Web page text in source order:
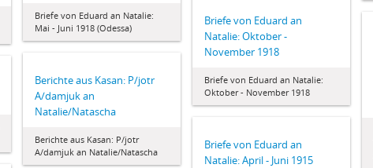
Briefe von Eduard an Natalie:
Mai - Juni 1918 (Odessa)
Briefe von Eduard an
Natalie: Oktober -
November 1918
Briefe von Eduard an Natalie:
Oktober - November 1918
Berichte aus Kasan: P/jotr
A/damjuk an
Natalie/Natascha
Berichte aus Kasan: P/jotr
A/damjuk an Natalie/Natascha
Briefe von Eduard an
Natalie: April - Juni 1915